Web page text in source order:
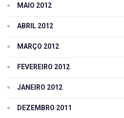
MAIO 2012
ABRIL 2012
MARÇO 2012
FEVEREIRO 2012
JANEIRO 2012
DEZEMBRO 2011